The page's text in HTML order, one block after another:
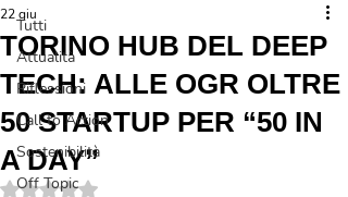
Tutti
Attualità
Riflessioni
Call to Action
Sostenibilità
Off Topic
TORINO HUB DEL DEEP
TECH: ALLE OGR OLTRE
50 STARTUP PER “50 IN
A DAY”
22 giu
Valutazione NaN stelle su 5.